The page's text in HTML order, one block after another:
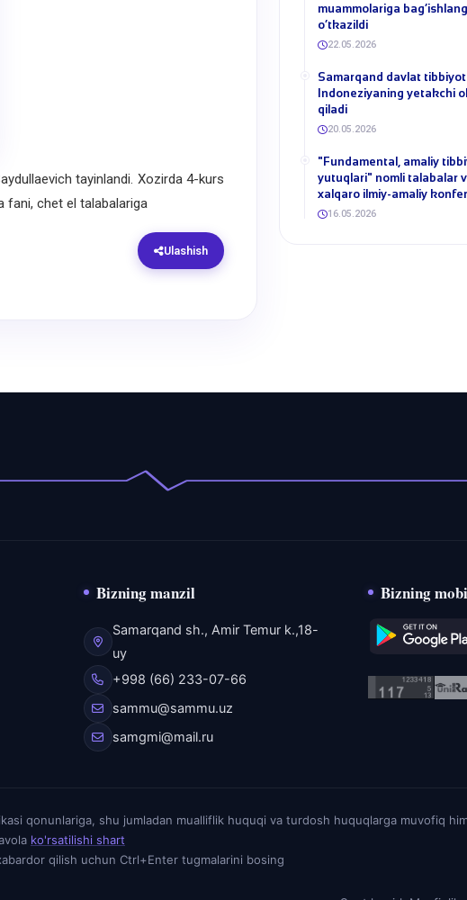
tayinlandi. Xozirda 4-kurs
fani, chet el talabalariga
Ulashish
muammolariga
o‘tkazildi
22.05.2026
Samarqand davlat
Indoneziyaning yetakchi
qiladi
20.05.2026
​"Fundamental, amaliy
yutuqlari" nomli talabalar
xalqaro ilmiy-amaliy
16.05.2026
Bizning manzil
Samarqand sh., Amir Temur k.,18-
uy
+998 (66) 233-07-66
sammu@sammu.uz
samgmi@mail.ru
Bizning
qonunlariga, shu jumladan mualliflik huquqi va turdosh huquqlarga muvofiq
ko'rsatilishi shart
qilish uchun Ctrl+Enter tugmalarini bosing